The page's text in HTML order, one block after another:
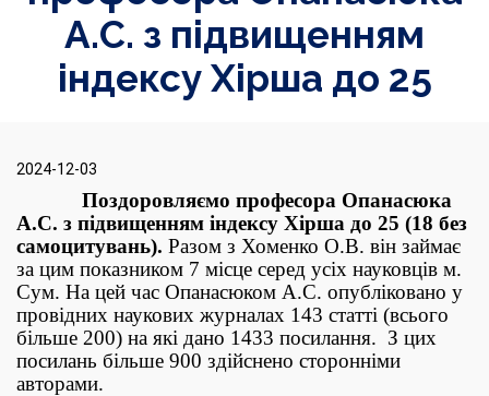
А.С. з підвищенням
індексу Хірша до 25
2024-12-03
Поздоровляємо професора Опанасюка
А.С. з підвищенням індексу Хірша до 25 (18 без
самоцитувань). Разом з Хоменко О.В. він займає
за цим показником 7 місце серед усіх науковців м.
Сум. На цей час Опанасюком А.С. опубліковано у
провідних наукових журналах 143 статті (всього
більше 200) на які дано 1433 посилання. З цих
посилань більше 900 здійснено сторонніми
авторами.